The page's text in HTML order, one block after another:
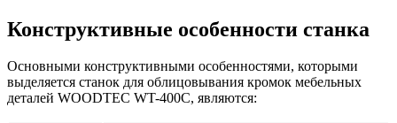
Конструктивные особенности станка
Основными конструктивными особенностями, которыми
выделяется станок для облицовывания кромок мебельных
деталей WOODTEC WT-400С, являются: